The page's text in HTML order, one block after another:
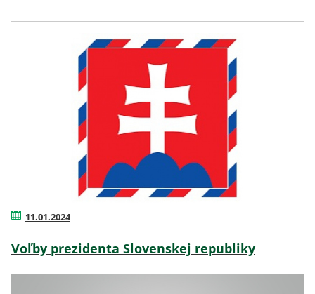
11.01.2024
Voľby prezidenta Slovenskej republiky